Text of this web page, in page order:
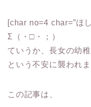
[char no=4 char=”ほ
Σ（・□・；）
ていうか、長女の幼
という不安に襲われ
この記事は、